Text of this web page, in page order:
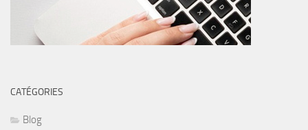
CATÉGORIES
Blog